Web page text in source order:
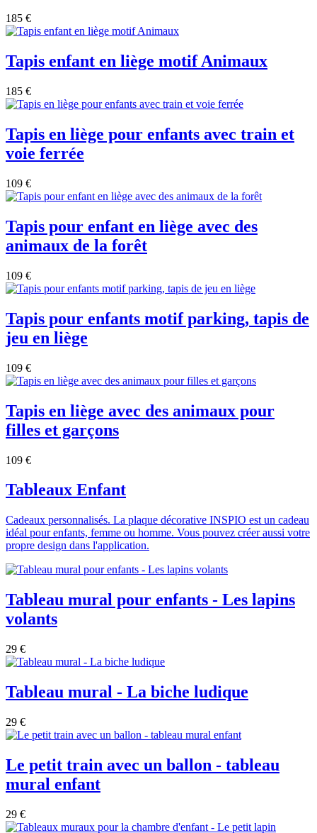
185 €
Tapis enfant en liège motif Animaux
185 €
Tapis en liège pour enfants avec train et
voie ferrée
109 €
Tapis pour enfant en liège avec des
animaux de la forêt
109 €
Tapis pour enfants motif parking, tapis de
jeu en liège
109 €
Tapis en liège avec des animaux pour
filles et garçons
109 €
Tableaux Enfant
Cadeaux personnalisés. La plaque décorative INSPIO est un cadeau
idéal pour enfants, femme ou homme. Vous pouvez créer aussi votre
propre design dans l'application.
Tableau mural pour enfants - Les lapins
volants
29 €
Tableau mural - La biche ludique
29 €
Le petit train avec un ballon - tableau
mural enfant
29 €